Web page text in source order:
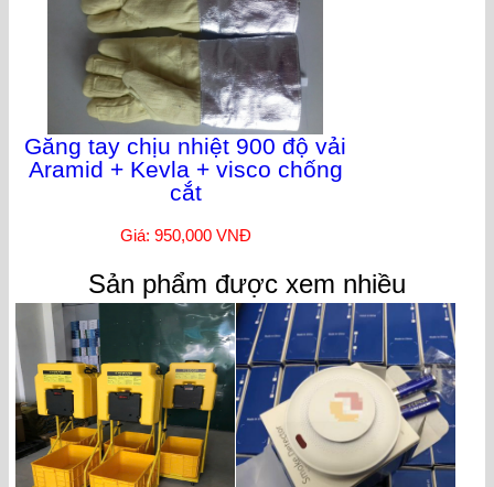
Găng tay chịu nhiệt 900 độ vải
Aramid + Kevla + visco chống
cắt
Giá: 950,000 VNĐ
Sản phẩm được xem nhiều